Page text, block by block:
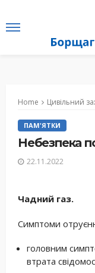
Home Цивільний
ПАМ'ЯТКИ
Небезпека
22.11.2022
Чадний газ.
Симптоми
головним
втрата